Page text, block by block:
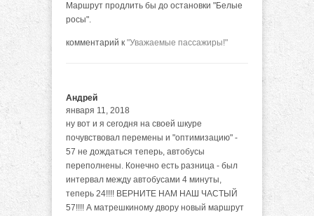
Маршрут продлить бы до остановки "Белые
росы".
комментарий к "Уважаемые пассажиры!"
Андрей
января 11, 2018
ну вот и я сегодня на своей шкуре
почувствовал перемены и "оптимизацию" -
57 не дождаться теперь, автобусы
переполнены. Конечно есть разница - был
интервал между автобусами 4 минуты,
теперь 24!!!! ВЕРНИТЕ НАМ НАШ ЧАСТЫЙ
57!!!! А матрешкиному двору новый маршрут